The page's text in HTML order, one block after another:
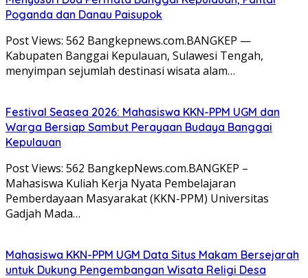
Poganda dan Danau Paisupok
Post Views: 562 Bangkepnews.com.BANGKEP —
Kabupaten Banggai Kepulauan, Sulawesi Tengah,
menyimpan sejumlah destinasi wisata alam…
Festival Seasea 2026: Mahasiswa KKN-PPM UGM dan
Warga Bersiap Sambut Perayaan Budaya Banggai
Kepulauan
Post Views: 562 BangkepNews.com.BANGKEP –
Mahasiswa Kuliah Kerja Nyata Pembelajaran
Pemberdayaan Masyarakat (KKN-PPM) Universitas
Gadjah Mada…
Mahasiswa KKN-PPM UGM Data Situs Makam Bersejarah
untuk Dukung Pengembangan Wisata Religi Desa